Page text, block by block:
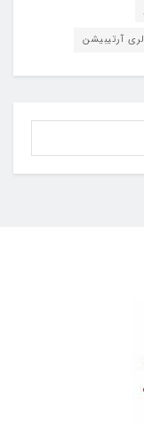
آرتیبیشن